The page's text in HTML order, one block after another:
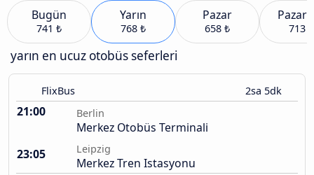
Bugün
741 ₺
Yarın
768 ₺
Pazar
658 ₺ 713 ₺
yarın en ucuz otobüs seferleri
FlixBus 2sa 5dk
21:00 Berlin
Merkez Otobüs Terminali
23:05
Leipzig
Merkez Tren Istasyonu